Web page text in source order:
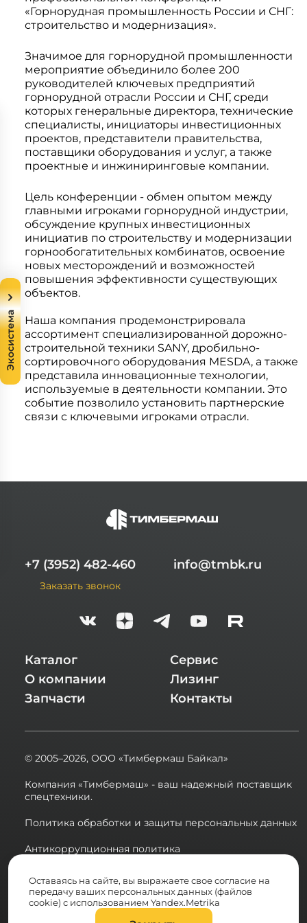
«Горнорудная промышленность России и СНГ:
строительство и модернизация».
Значимое для горнорудной промышленности
мероприятие объединило более 200
руководителей ключевых предприятий
горнорудной отрасли России и СНГ, среди
которых генеральные директора, технические
специалисты, инициаторы инвестиционных
проектов, представители правительства,
поставщики оборудования и услуг, а также
проектные и инжиниринговые компании.
Цель конференции - обмен опытом между
главными игроками горнорудной индустрии,
обсуждение крупных инвестиционных
инициатив по строительству и модернизации
горнообогатительных комбинатов, освоение
новых месторождений и возможностей
повышения эффективности существующих
объектов.
Наша компания продемонстрировала
ассортимент специализированной дорожно-
строительной техники SANY, дробильно-
сортировочного оборудования MESDA, а также
представила инновационные технологии,
используемые в деятельности компании. Это
событие позволило установить партнерские
связи с ключевыми игроками отрасли.
+7 (3952) 482-460
Заказать звонок
info@tmbk.ru
Каталог
О компании
Запчасти
Сервис
Лизинг
Контакты
© 2005–2026, ООО «Тимбермаш Байкал»
Компания «Тимбермаш» - ваш надежный поставщик
спецтехники.
Политика обработки и защиты персональных данных
Антикоррупционная политика
Сводная ведомость результатов проведения СОУТ в
2025 году
Разработка сайта:
Экосистема
Оставаясь на сайте, вы выражаете свое согласие на
передачу ваших персональных данных (файлов
cookie) с использованием Yandex.Metrika
Системы 3D нивелирования
Грейферные захваты
Посевная техника